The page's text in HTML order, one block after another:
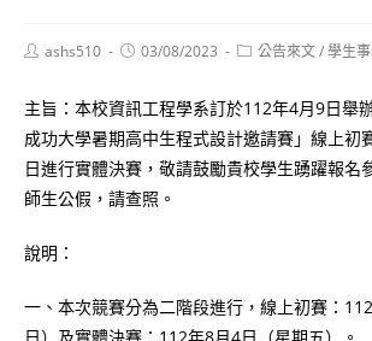
Postashs510
Post03/08/2023
Post公告來文/學生
主旨：本校資訊工程學系訂於112年4月9日舉
成功大學暑期高中生程式設計邀請賽」線上初
日進行實體決賽，敬請鼓勵貴校學生踴躍報名
師生公假，請查照。
說明：
一、本次競賽分為二階段進行，線上初賽：